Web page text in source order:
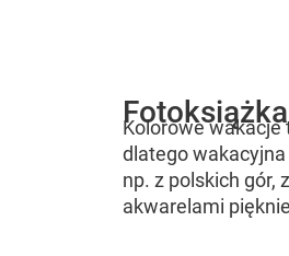
Kolorowe wakacje
dlatego
np. z polskich gór,
akwarelami